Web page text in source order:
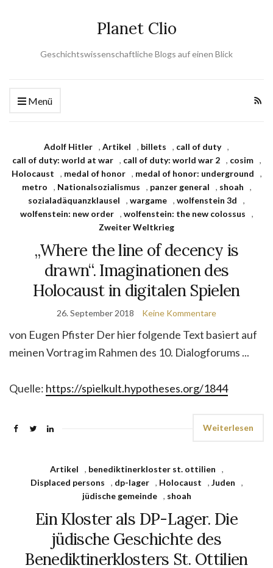
Planet Clio
Geschichtswissenschaftliche Blogs auf einen Blick
Menü
Adolf Hitler , Artikel , billets , call of duty ,
call of duty: world at war
, call of duty: world war 2 , cosim
,
Holocaust
, medal of honor , medal of honor: underground
,
metro
, Nationalsozialismus , panzer general , shoah
,
sozialadäquanzklausel
, wargame , wolfenstein 3d
,
wolfenstein: new order
, wolfenstein: the new colossus
,
Zweiter Weltkrieg
„Where the line of decency is
drawn“. Imaginationen des
Holocaust in digitalen Spielen
26. September 2018 Keine Kommentare
von Eugen Pfister Der hier folgende Text basiert auf
meinen Vortrag im Rahmen des 10. Dialogforums ...
Quelle: https://spielkult.hypotheses.org/1844
Weiterlesen
Artikel , benediktinerkloster st. ottilien
,
Displaced persons
, dp-lager , Holocaust , Juden
,
jüdische gemeinde
, shoah
Ein Kloster als DP-Lager. Die
jüdische Geschichte des
Benediktinerklosters St. Ottilien